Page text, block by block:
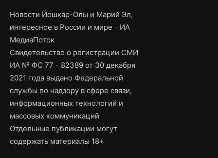
Новости Йошкар-Олы и Марий Эл,
интересное в России и мире - ИА
МедиаПоток
Свидетельство о регистрации СМИ
ИА № ФС 77 - 82389 от 30 декабря
2021 года выдано Федеральной
службы по надзору в сфере связи,
информационных технологий и
массовых коммуникаций
Отдельные публикации могут
содержать материалы 18+